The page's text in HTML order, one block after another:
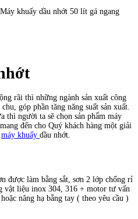
Máy khuấy dầu nhớt 50 lít gá ngang
rãi thì những ngành sản xuất công
góp phần tăng năng suất sản xuất.
thì người ta sẽ chọn sản phẩm máy
đến cho Quý khách hàng một giải
máy khuấy dầu nhớt.
được làm bằng sắt, sơn 2 lớp chống rỉ
vật liệu inox 304, 316 + motor tư vấn
nâng hạ bằng tay ( theo yêu cầu )